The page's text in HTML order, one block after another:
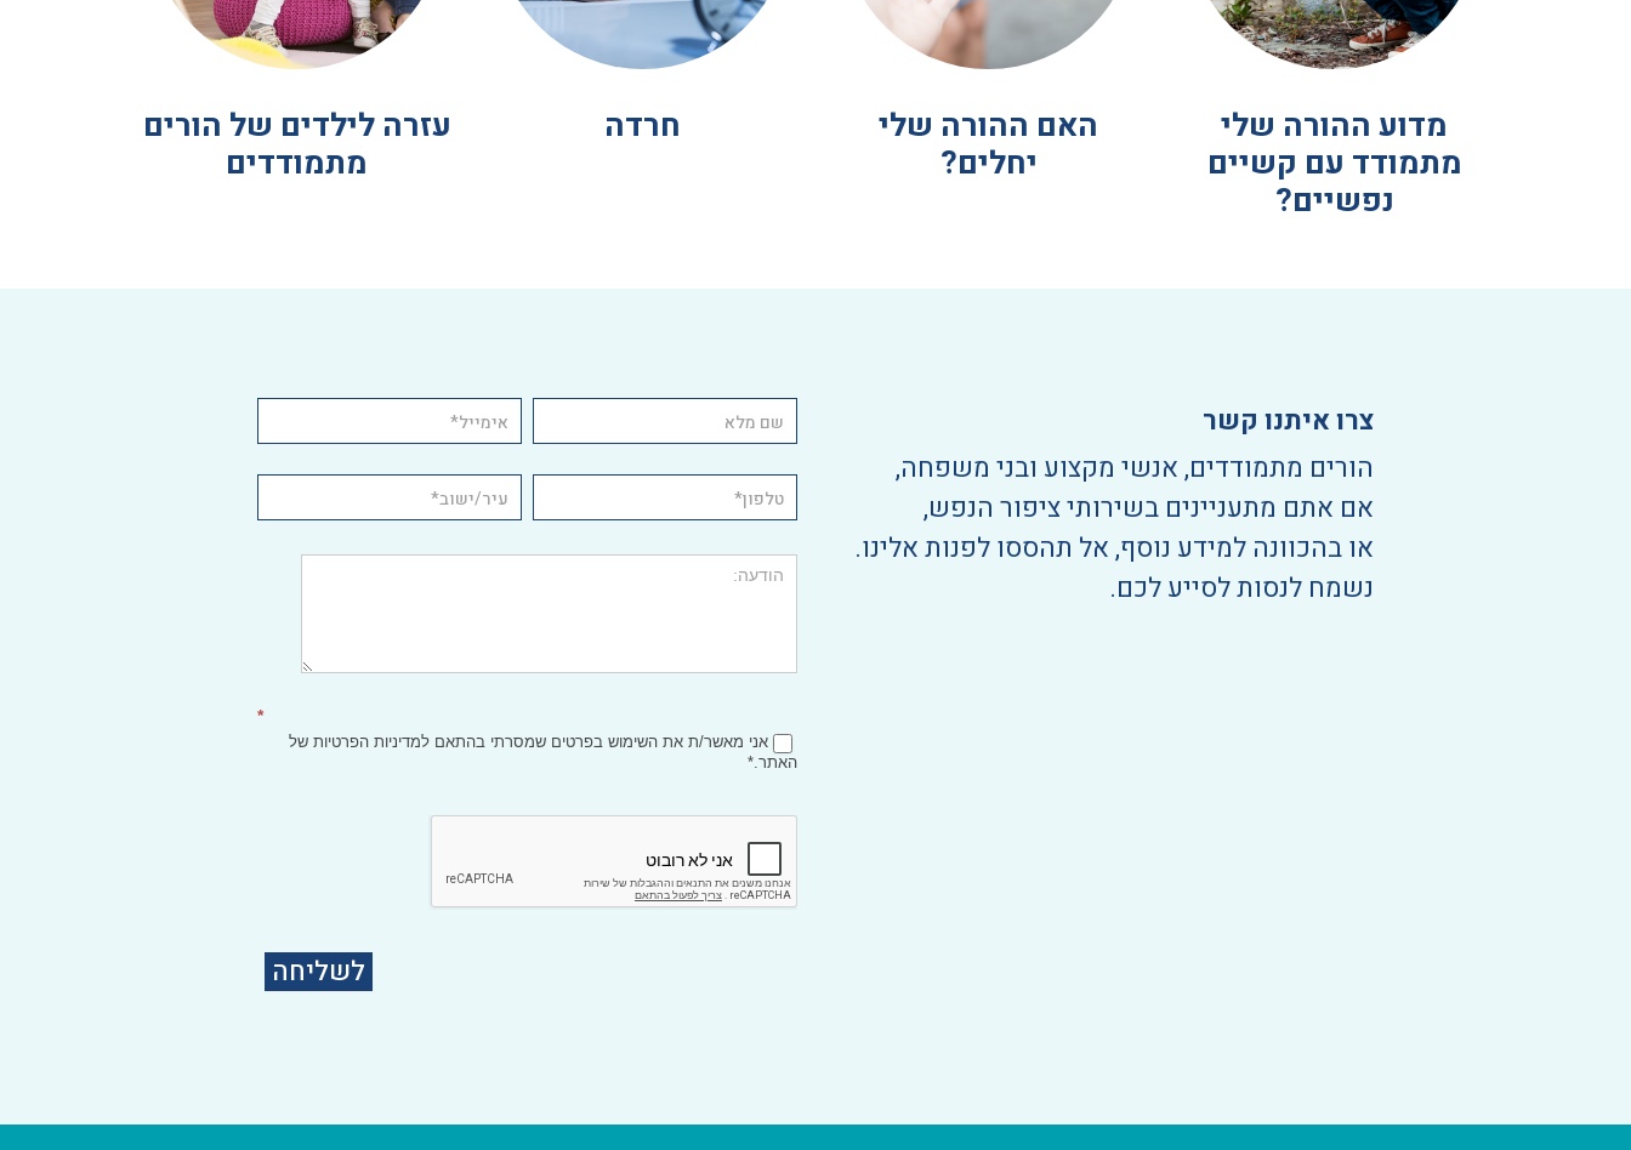
מדוע ההורה שלי
מתמודד עם קשיים
נפשיים?
האם ההורה שלי
יחלים?
חרדה
עזרה לילדים של הורים
מתמודדים
צרו איתנו קשר
הורים מתמודדים, אנשי מקצוע ובני משפחה,
אם אתם מתעניינים בשירותי ציפור הנפש,
או בהכוונה למידע נוסף, אל תהססו לפנות אלינו.
נשמח לנסות לסייע לכם.
*
אני מאשר/ת את השימוש בפרטים שמסרתי בהתאם למדיניות הפרטיותשל
האתר.*
לשליחה